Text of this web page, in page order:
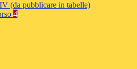
(da pubblicare in tabelle)
4